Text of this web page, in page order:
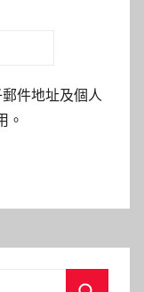
件地址及個人
。